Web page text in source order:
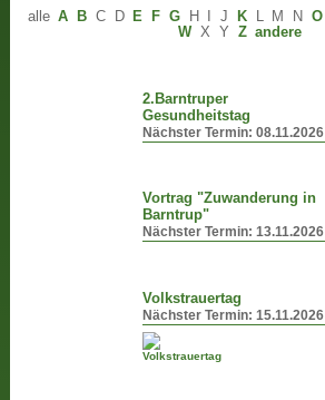
alle A B C D E F G H J K L M N O
W X Y Z andere
2.Barntruper
Gesundheitstag
Nächster Termin:08.11.2026
Vortrag "Zuwanderung in
Barntrup"
Nächster Termin:13.11.2026
Volkstrauertag
Nächster Termin:15.11.2026